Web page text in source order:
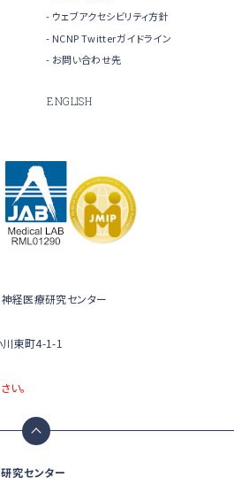
ウェブアクセシビリティ方針
NCNP Twitterガイドライン
お問い合わせ先
ENGLISH
経医療研究センター
東町4-1-1
い。
究センター